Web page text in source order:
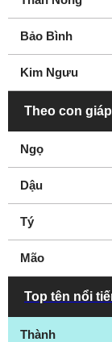
nhạc
Nữ diễn
khấu
Bảo Bình
Kim Ngưu
Theo con giáp
Ngọ
Dậu
Tý
Mão
Top tên nổi
Thành